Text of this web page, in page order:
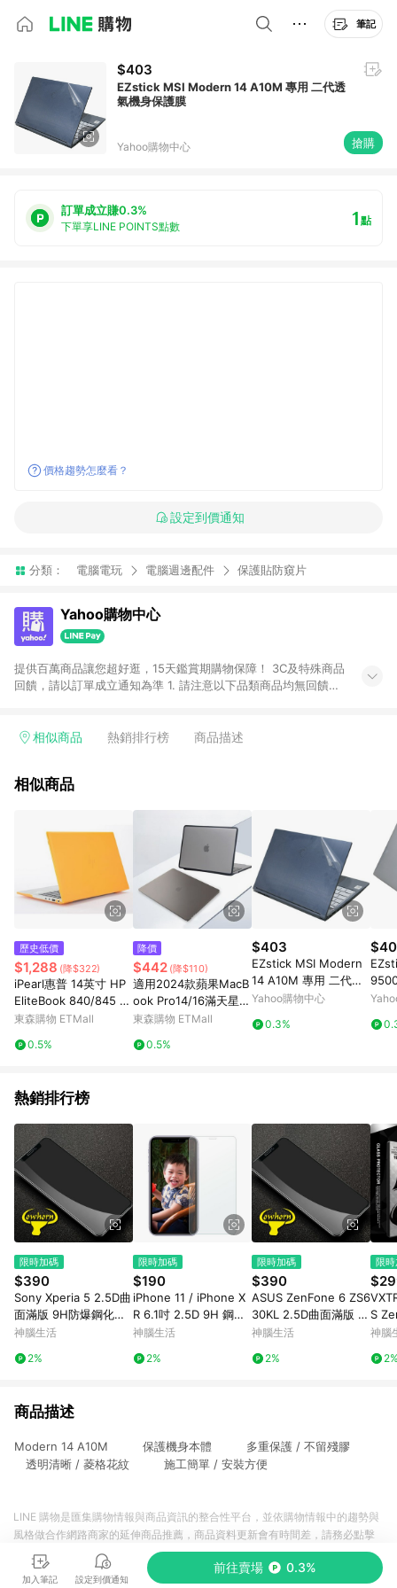
筆記
$403
EZstick MSI Modern 14 A10M 專用 二代透
氣機身保護膜
Yahoo購物中心 搶購
訂單成立賺0.3%
下單享LINE POINTS點數 1點
價格趨勢怎麼看？
設定到價通知
分類： 電腦電玩 電腦週邊配件 保護貼防窺片
Yahoo購物中心
提供百萬商品讓您超好逛，15天鑑賞期購物保障！ 3C及特殊商品
回饋，請以訂單成立通知為準 1. 請注意以下品類商品均無回饋：
電玩/遊戲/相機/單眼/鏡頭/拍立得 [2024/6/1起適用] -內接硬
的購回饋活動享Yahoo超贈點回饋者 - 購物中心商店之商品：商
3. 訂單回饋金額將扣除運費/購物金/超贈點/福利金/紅利折抵/折
價券等虛擬貨幣折抵 4. 大宗採購或批發轉賣不具回饋資格： 如
有相關事證認定您為大宗採購、批發轉賣而非最終消費使用者，
相關認定以Yahoo購物中心之認定為準
相似商品 熱銷排行榜 商品描述
相似商品
歷史低價
$1,288 (降$322)
iPearl惠普 14英寸 HP
EliteBook 840/845 G
9 / G10/G11專用筆記
東森購物 ETMall
0.5%
降價
$442 (降$110)
適用2024款蘋果MacB
ook Pro14/16滿天星保
護殼A3113 M3電腦套
殼A2780全包15磨砂殼
東森購物 ETMall
0.5%
$403
EZstick MSI Modern
14 A10M 專用 二代透
氣機身保護膜
Yahoo購物中心
0.3%
二代
熱銷排行榜
限時加碼
$390
Sony Xperia 5 2.5D曲
面滿版 9H防爆鋼化玻
璃保護貼 (黑色)
神腦生活
2%
限時加碼
$190
iPhone 11 / iPhone X
R 6.1吋 2.5D 9H 鋼化
玻璃保護貼
神腦生活
2%
限時加碼
$390
ASUS ZenFone 6 ZS6
30KL 2.5D曲面滿版 9
H防爆鋼化玻璃保護貼
神腦生活
2%
限
S
(黑)
神腦
商品描述
Modern 14 A10M 保護機身本體 多重保護 / 不留殘膠
透明清晰 / 菱格花紋 施工簡單 / 安裝方便
加入筆記 設定到價通知
前往賣場 0.3%
LINE 購物是匯集購物情報與商品資訊的整合性平台，並依購物情報中的趨勢與
風格做合作網路商家的延伸商品推薦，商品資料更新會有時間差，請務必點擊
商品至各合作網路商家，確認現售價與購物條件，一切資訊以合作廠商網頁為
準。